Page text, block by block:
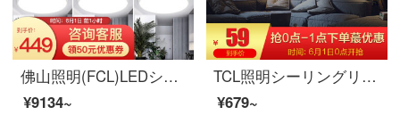
佛山照明(FCL)LEDシーリングリングプランリモコンリビングライト调色寝室灯书斎灯レストラン灯简约全白四室一厅特恵款A
¥9134~
TCL照明シーリングリングルームライティングリビングルームイルミネーション書斎バルコニーレストランライトシート現代简约小寝室正白光18瓦30*30 cm適用8-12平
¥679~